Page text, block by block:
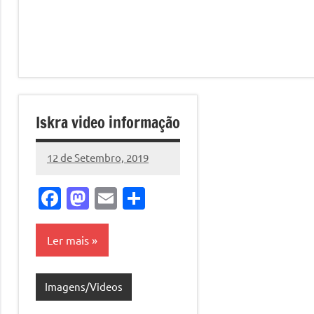
Iskra video informação
12 de Setembro, 2019
Pedro
CadeteFacebook
Mastodon
Email
Ler mais
Imagens/Videos